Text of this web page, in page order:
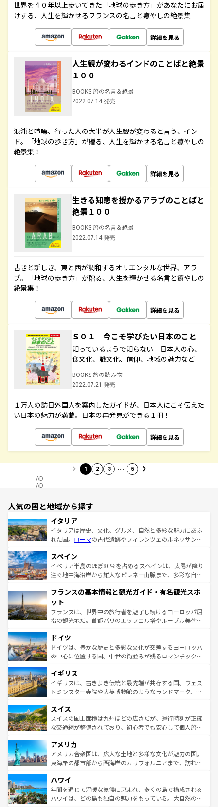
世界を４０年以上歩いてきた「地球の歩き方」があなたにお届
けする、人生を輝かせるフランスの名言と癒やしの絶景集
詳細を見る
人生観が変わるインドのことばと絶景
１００
BOOKS 旅の名言＆絶景
2022.07.14 発売
混沌と喧噪、行った人の大半が人生観が変わると言う、イン
ド。「地球の歩き方」が贈る、人生を輝かせる名言と癒やしの
絶景集！
詳細を見る
生きる知恵を授かるアラブのことばと
絶景１００
BOOKS 旅の名言＆絶景
2022.07.14 発売
古きと新しき、東と西が調和するオリエンタルな世界、アラ
ブ。「地球の歩き方」が贈る、人生を輝かせる名言と癒やしの
絶景集！
詳細を見る
Ｓ０１ 今こそ学びたい日本のこと
知っているようで知らない 日本人の心、
食文化、職文化、信仰、地域の魅力など
BOOKS 旅の読み物
2022.07.21 発売
１万人の訪日外国人を案内したガイドが、日本人にこそ伝えた
い日本の魅力が満載。日本の再発見ができる１冊！
詳細を見る
1 2 3 … 5
AD
AD
人気の国と地域から探す
イタリア
イタリアは歴史、文化、グルメ、自然と多彩な魅力にあふ
れた国。 ローマの古代遺跡やフィレンツェのルネッサンス
ろん、トスカーナの美しい田園風景やアマルフィ海岸の絶
景など、自然景観も見逃せない。観光の合間には、本場の
ピザやパスタなど、絶品のイタリア料理を堪能することも
ませてくれるイタリアで、忘れられない旅をしてみよう！
なお、新着のイタリア情報は
しい。
スペイン
イベリア半島のほぼ80％を占めるスペインは、太陽が降り
注ぐ地中海沿岸から雄大なピレネー山脈まで、多彩な自然
文化が根付くこの国では、情熱的なフラメンコ、熱気あふ
れる闘牛、そして美味しいタパスが生活の一部となってい
る。首都マドリードの洗練された雰囲気や、バルセロナの
アートに溢れた街角から、地方では古代ローマ遺跡や中世
せる。地方によって風土や気候が異なるスペインはその個
性で訪れる人を魅了する。 なお、新着のスペイン情報は コ
ンテンツ一覧を参照してほしい。
フランスの基本情報と観光ガイド・有名観光スポ
ット
フランスは、世界中の旅行者を魅了し続けるヨーロッパ屈
指の観光地だ。首都パリのエッフェル塔やルーブル美術館
で、幅広い魅力が詰まっている。華麗な宮殿、歴史的な大
聖堂、美しいビーチ、そして豊かな自然が、訪れる者を心
から魅了する。また、フランスは美食の国としても知ら
いる。シャンパンの発祥地であるランス、プロヴァンスの
香り高いラベンダー畑など、多彩な楽しみ方が可能だ。さ
らに、パリ以外の地域にも魅力が溢れており、どの街角に
れる地方に足を運ぶとそれぞれで全く異なる文化を体験で
きるだろう。 なお、新着のフランス情報はコンテンツ一覧
を参照してほしい。
ドイツ
ドイツは、豊かな歴史と多彩な文化が交差するヨーロッパ
の中心に位置する国。中世の街並みが残るロマンチック街
顔を持つこの国は、どこを歩いても飽きることがない。ベ
ルリンの文化的活気、バイエルン州のアルプスの絶景、そ
してライン川沿いのワイン畑といった風景は必見。ビール
は、お酒好きな人にはぜひ体験してほしい。 なお、新着の
ドイツ情報はコンテンツ一覧を参照してほしい。
イギリス
イギリスは、古きよき伝統と最先端が共存する国。ウェス
トミンスター寺院や大英博物館のようなランドマーク、歴
リアごとに異なる魅力がある。また、優雅なアフタヌーン
ティー、ビール好きにはたまらない英国パブ、サッカー観
戦など、本場だからこそできる体験も豊富。イギリスを旅
ンツ一覧を参照してほしい。
スイス
スイスの国土面積は九州ほどの広さだが、運行時刻が正確
な交通網が整備されており、初心者でも安心して個人旅行
の建物がそのまま残る町や、スイスならではのユニークな
博物館もあり、アルプス観光だけでなく町歩きも満喫する
ことができる。国民の所得が高いため物価も高いが、旅行
ば市内交通費無料で観光を楽しむこともできる。 なお、新
着のスイス情報はコンテンツ一覧 を参照してほしい。
アメリカ
アメリカ合衆国は、広大な土地と多様な文化が魅力の国。
東海岸の都市部から西海岸のカリフォルニアまで、訪れる
のような巨大都市は、観光、ショッピング、エンターテイ
ンメントが詰まった刺激的なスポットだ。一方、アメリカ
西部には大自然が広がり、グランドキャニオンやイエロー
ハワイ
年間を通じて温暖な気候に恵まれ、多くの島で構成される
ハワイは、どの島も独自の魅力をもっている。大自然の神